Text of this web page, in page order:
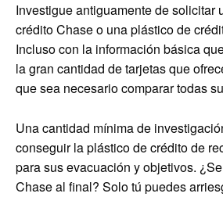
Investigue antiguamente de solicitar
crédito Chase o una plástico de
Incluso con la información básica
la gran cantidad de tarjetas que
que sea necesario comparar todas
Una cantidad mínima de
conseguir la plástico de crédito de
para sus evacuación y objetivos.
Chase al final? Solo tú puedes